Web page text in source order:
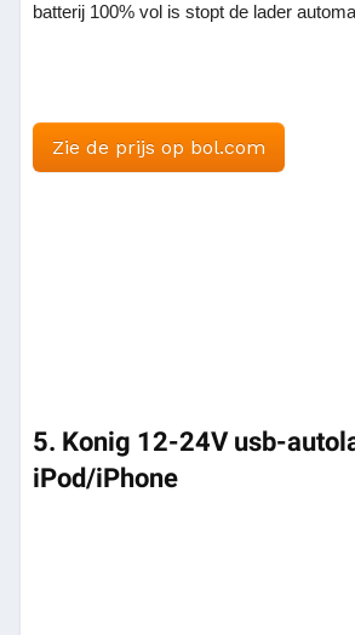
batterij 100% vol is stopt de lader
Zie de prijs op bol.com
5. Konig 12-24V usb-
iPod/iPhone